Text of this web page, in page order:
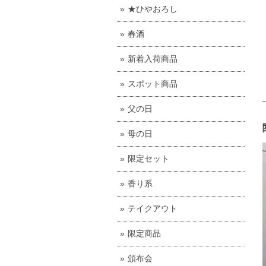
★ひやおろし
春酒
新着入荷商品
スポット商品
父の日
母の日
限定セット
香り系
テイクアウト
限定商品
頒布会